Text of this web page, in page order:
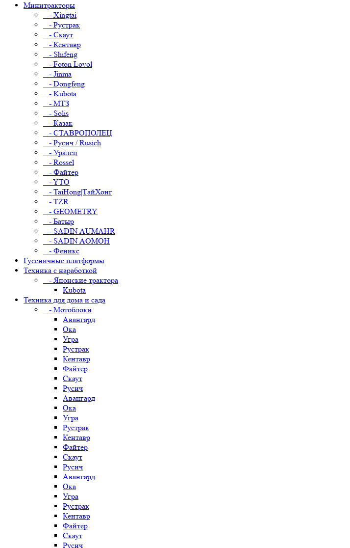
Минитракторы
- Xingtai
- Рустрак
- Скаут
- Кентавр
- Shifeng
- Foton Lovol
- Jinma
- Dongfeng
- Kubota
- МТЗ
- Solis
- Казак
- СТАВРОПОЛЕЦ
- Русич / Rusich
- Уралец
- Rossel
- Файтер
- YTO
- TaiHong|ТайХонг
- TZR
- GEOMETRY
- Батыр
- SADIN AUMAHR
- SADIN AOMOH
- Феникс
Гусеничные платформы
Техника с наработкой
- Японские трактора
Kubota
Техника для дома и сада
- Мотоблоки
Авангард
Ока
Угра
Рустрак
Кентавр
Файтер
Скаут
Русич
Авангард
Ока
Угра
Рустрак
Кентавр
Файтер
Скаут
Русич
Авангард
Ока
Угра
Рустрак
Кентавр
Файтер
Скаут
Русич